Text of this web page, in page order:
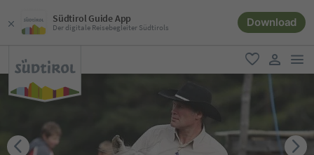
Südtirol Guide App
Der digitale Reisebegleiter Südtirols Download
favorit
user link